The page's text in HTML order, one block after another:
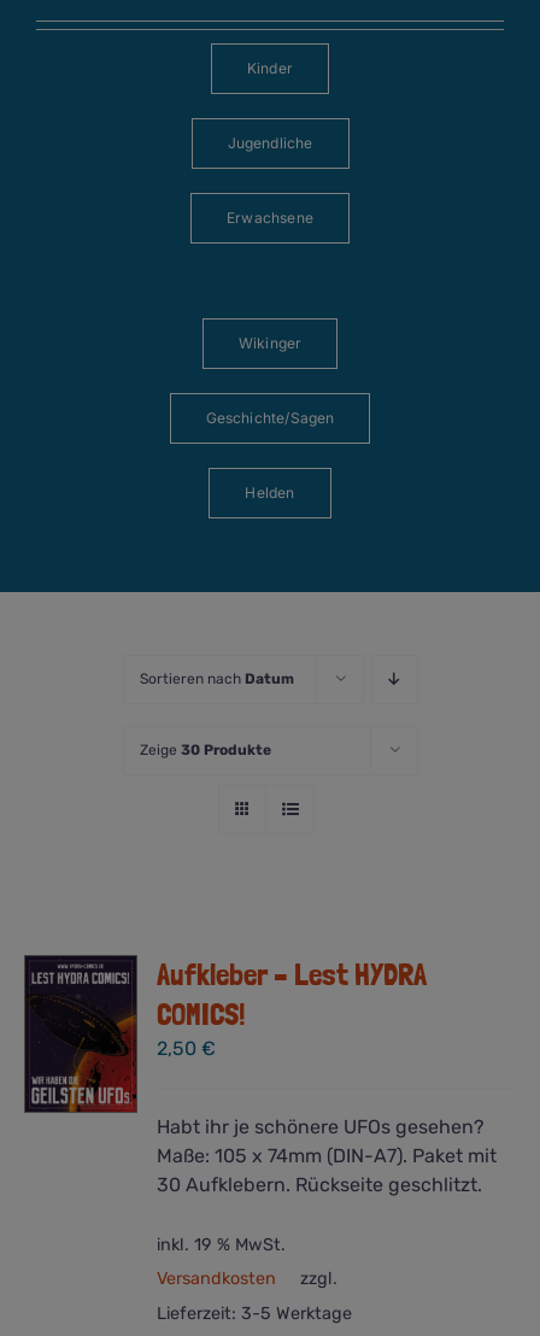
Kinder
Jugendliche
Erwachsene
Wikinger
Geschichte/Sagen
Helden
Sortieren nach Datum
Zeige 30 Produkte
Aufkleber – Lest HYDRA
COMICS!
2,50€
Habt ihr je schönere UFOs gesehen?
Maße: 105 x 74mm (DIN-A7). Paket mit
30 Aufklebern. Rückseite geschlitzt.
inkl. 19 % MwSt.
zzgl.
Versandkosten
Lieferzeit: 3-5 Werktage